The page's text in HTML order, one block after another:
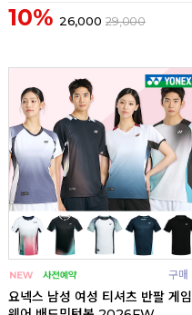
10% 26,000 29,000
구매
요넥스 남성 여성 티셔츠 반팔 게임